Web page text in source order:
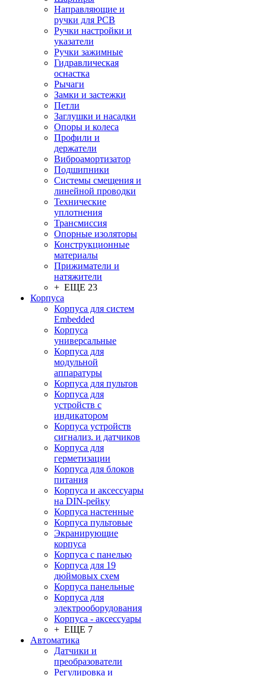
Направляющие и
ручки для PCB
Ручки настройки и
указатели
Ручки зажимные
Гидравлическая
оснастка
Рычаги
Замки и застежки
Петли
Заглушки и насадки
Опоры и колеса
Профили и
держатели
Виброамортизатор
Подшипники
Системы смещения и
линейной проводки
Технические
уплотнения
Трансмиссия
Опорные изоляторы
Конструкционные
материалы
Прижиматели и
натяжители
+ ЕЩЕ 23
Корпуса
Корпуса для систем
Embedded
Корпуса
универсальные
Корпуса для
модульной
аппаратуры
Корпуса для пультов
Корпуса для
устройств с
индикатором
Корпуса устройств
сигнализ. и датчиков
Корпуса для
герметизации
Корпуса для блоков
питания
Корпуса и аксессуары
на DIN-рейку
Корпуса настенные
Корпуса пультовые
Экранирующие
корпуса
Корпуса с панелью
Корпуса для 19
дюймовых схем
Корпуса панельные
Корпуса для
электрооборудования
Корпуса - аксессуары
+ ЕЩЕ 7
Автоматика
Датчики и
преобразователи
Регулировка и